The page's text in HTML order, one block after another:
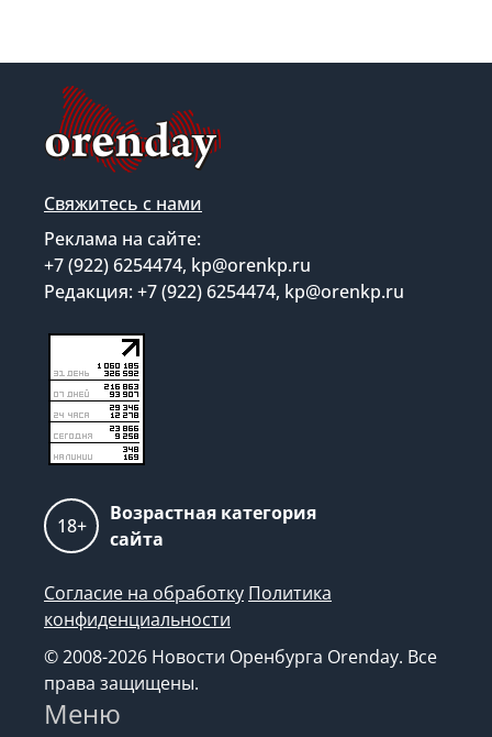
Свяжитесь с нами
Реклама на сайте:
+7 (922) 6254474, kp@orenkp.ru
Редакция: +7 (922) 6254474, kp@orenkp.ru
18+
Возрастная категория
сайта
Согласие на обработку Политика
конфиденциальности
© 2008-2026 Новости Оренбурга Orenday. Все
права защищены.
Меню